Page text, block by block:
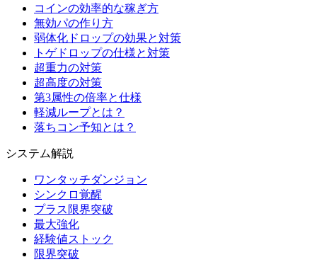
コインの効率的な稼ぎ方
無効パの作り方
弱体化ドロップの効果と対策
トゲドロップの仕様と対策
超重力の対策
超高度の対策
第3属性の倍率と仕様
軽減ループとは？
落ちコン予知とは？
システム解説
ワンタッチダンジョン
シンクロ覚醒
プラス限界突破
最大強化
経験値ストック
限界突破